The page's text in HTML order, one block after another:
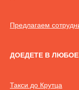
Предлагаем
ДОЕДЕТЕ В
Такси до Крутца